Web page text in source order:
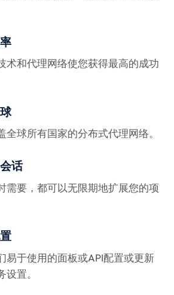
术和代理网络使您获得最高的成功
全球所有国家的分布式代理网络。
话
需要，都可以无限期地扩展您的项
易于使用的面板或API配置或更新
设置。